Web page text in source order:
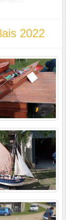
2022